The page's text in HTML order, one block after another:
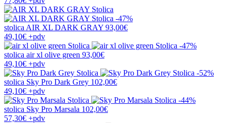
-47%
stolica AIR XL DARK GRAY 93,00€
49,10€ +pdv
-47%
stolica air xl olive green 93,00€
49,10€ +pdv
-52%
stolica Sky Pro Dark Grey 102,00€
49,10€ +pdv
-44%
stolica Sky Pro Marsala 102,00€
57,30€ +pdv